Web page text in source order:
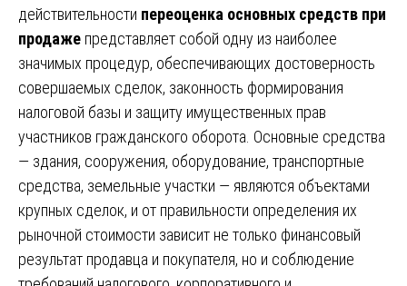
действительности переоценка основных средств при
продаже представляет собой одну из наиболее
значимых процедур, обеспечивающих достоверность
совершаемых сделок, законность формирования
налоговой базы и защиту имущественных прав
участников гражданского оборота. Основные средства
— здания, сооружения, оборудование, транспортные
средства, земельные участки — являются объектами
крупных сделок, и от правильности определения их
рыночной стоимости зависит не только финансовый
результат продавца и покупателя, но и соблюдение